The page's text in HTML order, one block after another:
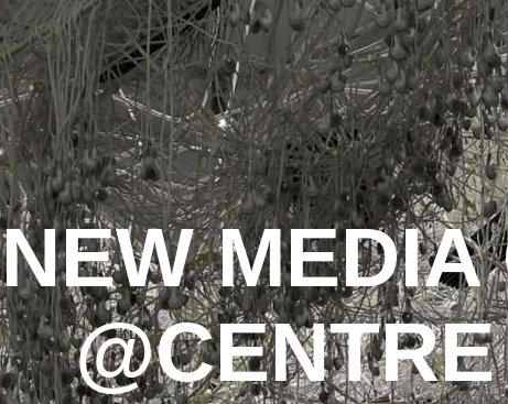
NEW